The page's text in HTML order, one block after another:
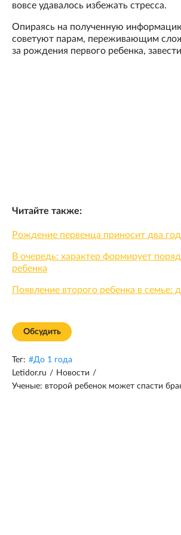
вовсе удавалось избежать стресса.
Опираясь на полученную
советуют парам, переживающим
за рождения первого ребенка,
Читайте также:
Рождение первенца приносит два
В очередь: характер формирует
ребенка
Появление второго ребенка в семье:
Обсудить
Тег: #До 1 года
Letidor.ru / Новости /
Ученые: второй ребенок может спасти